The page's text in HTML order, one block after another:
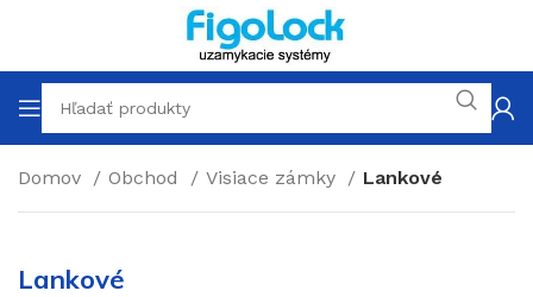
Domov Obchod Visiace zámky Lankové
Lankové